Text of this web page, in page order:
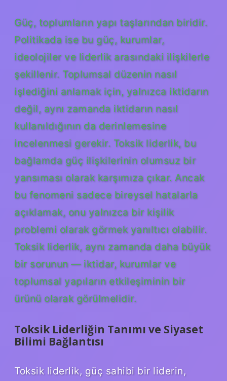
Güç, toplumların yapı taşlarından biridir.
Politikada ise bu güç, kurumlar,
ideolojiler ve liderlik arasındaki ilişkilerle
şekillenir. Toplumsal düzenin nasıl
işlediğini anlamak için, yalnızca iktidarın
değil, aynı zamanda iktidarın nasıl
kullanıldığının da derinlemesine
incelenmesi gerekir. Toksik liderlik, bu
bağlamda güç ilişkilerinin olumsuz bir
yansıması olarak karşımıza çıkar. Ancak
bu fenomeni sadece bireysel hatalarla
açıklamak, onu yalnızca bir kişilik
problemi olarak görmek yanıltıcı olabilir.
Toksik liderlik, aynı zamanda daha büyük
bir sorunun — iktidar, kurumlar ve
toplumsal yapıların etkileşiminin bir
ürünü olarak görülmelidir.
Toksik Liderliğin Tanımı ve Siyaset
Bilimi Bağlantısı
Toksik liderlik, güç sahibi bir liderin,